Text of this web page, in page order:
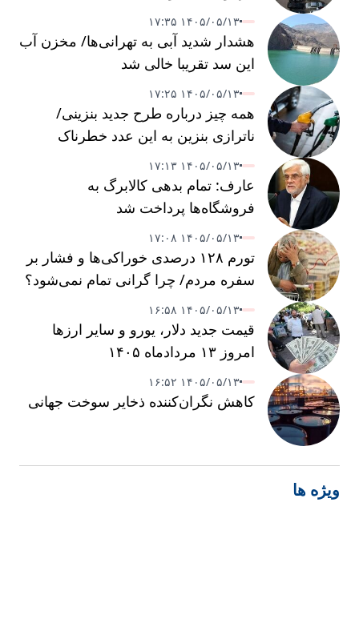
۱۴۰۵/۰۵/۱۳ ۱۷:۳۵
هشدار شدید آبی به تهرانی‌ها/ مخزن آب
این سد تقریبا خالی شد
۱۴۰۵/۰۵/۱۳ ۱۷:۲۵
همه چیز درباره طرح جدید بنزینی/
ناترازی بنزین به این عدد خطرناک
می‌رسد
۱۴۰۵/۰۵/۱۳ ۱۷:۱۳
عارف: تمام بدهی کالابرگ به
فروشگاه‌ها پرداخت شد
۱۴۰۵/۰۵/۱۳ ۱۷:۰۸
تورم ۱۲۸ درصدی خوراکی‌ها و فشار بر
سفره مردم/ چرا گرانی تمام نمی‌شود؟
۱۴۰۵/۰۵/۱۳ ۱۶:۵۸
قیمت جدید دلار، یورو و سایر ارزها
امروز ۱۳ مردادماه ۱۴۰۵
۱۴۰۵/۰۵/۱۳ ۱۶:۵۲
کاهش نگران‌کننده ذخایر سوخت جهانی
ویژه ها